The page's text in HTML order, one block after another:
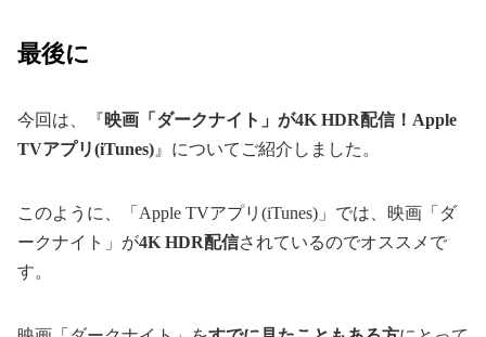
最後に
今回は、『映画「ダークナイト」が4K HDR配信！Apple
TVアプリ(iTunes) 』についてご紹介しました。
このように、「Apple TVアプリ(iTunes)」では、映画「ダ
ークナイト」が4K HDR配信されているのでオススメで
す。